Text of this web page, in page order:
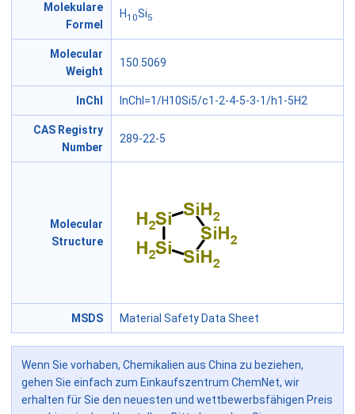
Molekulare
Formel
H10Si5
Molecular
Weight
150.5069
InChl InChI=1/H10Si5/c1-2-4-5-3-1/h1-5H2
CAS Registry
Number
289-22-5
Molecular
Structure
MSDS Material Safety Data Sheet
Wenn Sie vorhaben, Chemikalien aus China zu beziehen,
gehen Sie einfach zum Einkaufszentrum ChemNet, wir
erhalten für Sie den neuesten und wettbewerbsfähigen Preis